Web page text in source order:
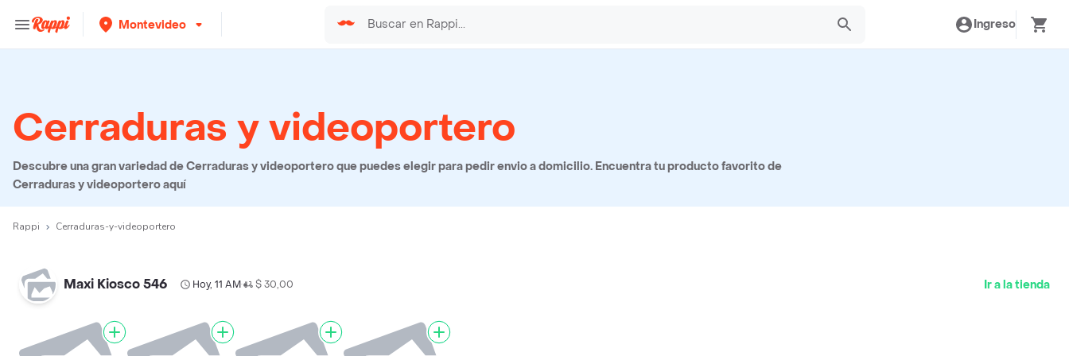
Montevideo Ingreso
Cerraduras y videoportero
Descubre una gran variedad de Cerraduras y videoportero que puedes elegir para pedir envio a domicilio. Encuentra tu producto favorito de
Cerraduras y videoportero aquí
Rappi Cerraduras-y-videoportero
Maxi Kiosco 546 Hoy, 11 AM• $ 30,00 Ir a la tienda